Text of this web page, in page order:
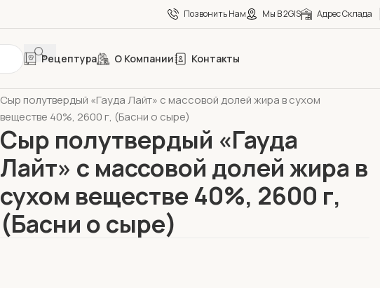
Позвонить Нам Мы В 2GIS Адрес Склада
Рецептура О Компании Контакты
Сыр полутвердый «Гауда Лайт» с массовой долей жира в сухом
веществе 40%, 2600 г, (Басни о сыре)
Сыр полутвердый «Гауда
Лайт» с массовой долей жира в
сухом веществе 40%, 2600 г,
(Басни о сыре)